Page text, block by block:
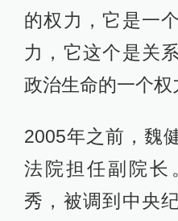
的权力，它是一
力，它这个是关
政治生命的一个权
2005年之前，魏
法院担任副院长
秀，被调到中央